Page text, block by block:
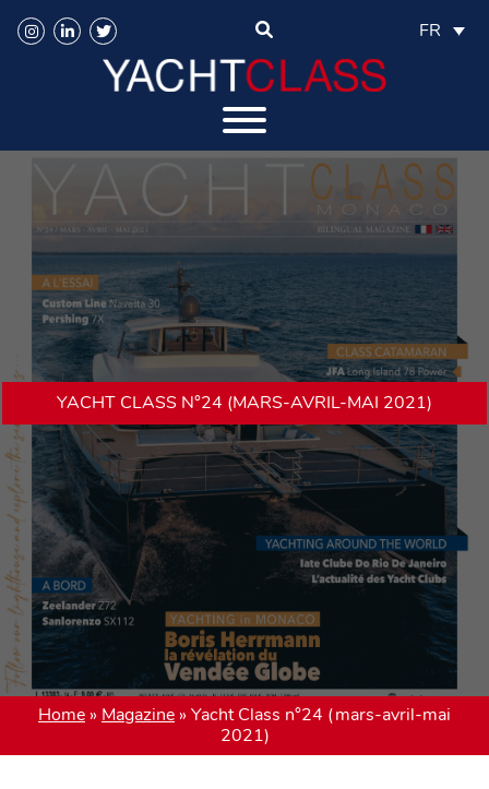
FR
YACHT CLASS N°24 (MARS-AVRIL-MAI 2021)
Home » Magazine » Yacht Class n°24 (mars-avril-mai
2021)